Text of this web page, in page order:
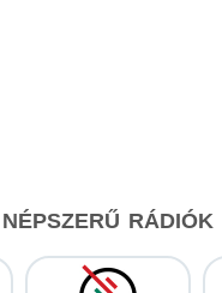
NÉPSZERŰ RÁDIÓK